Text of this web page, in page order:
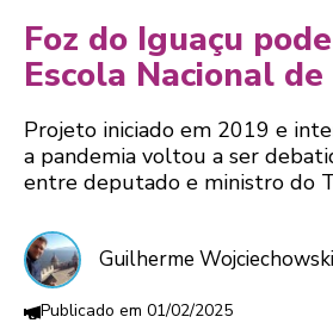
Foz do Iguaçu
Escola Nacional
Projeto iniciado em 2019 e
a pandemia voltou a ser
entre deputado e ministro do
Guilherme Wojciechowski
01/02/2025